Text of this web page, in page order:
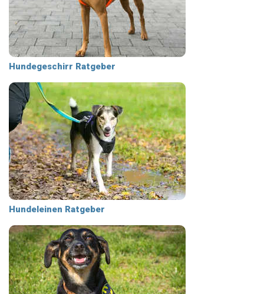
Hundegeschirr Ratgeber
Hundeleinen Ratgeber